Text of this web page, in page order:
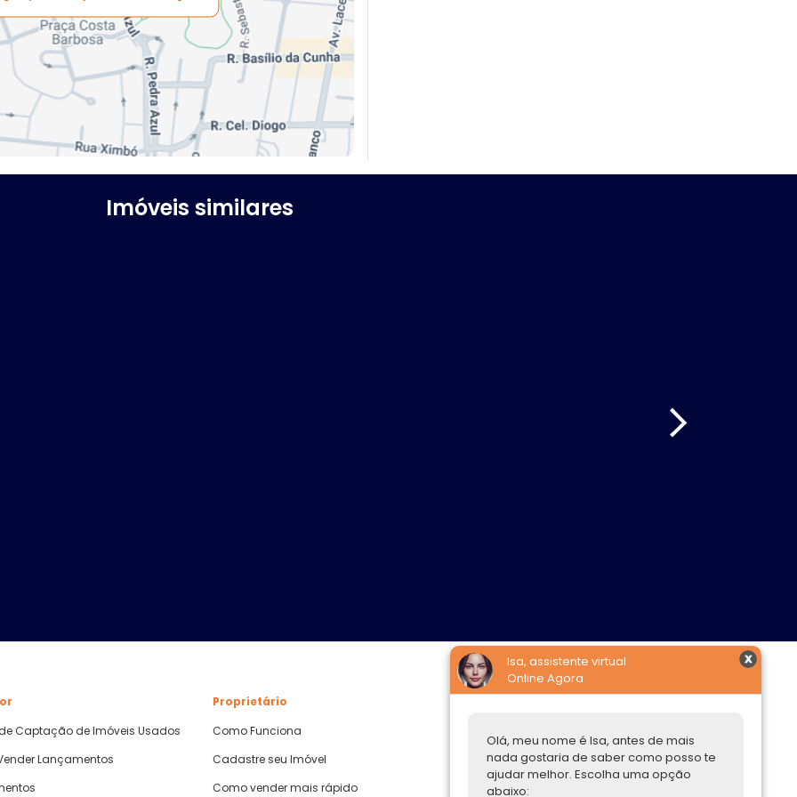
Imóveis similares
Isa, assistente virtual
Online Agora
Olá, meu nome é Isa, antes de mais
nada gostaria de saber como posso te
ajudar melhor. Escolha uma opção
abaixo:
Captação de Imóveis Usados
Lançamentos
Proprietário
Como Funciona
Cadastre seu Imóvel
Como vender mais rápido
Comprar ou alugar